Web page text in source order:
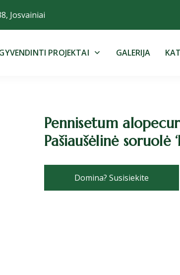
Josvainiai
PROJEKTAI GALERIJA
Pennisetum
Pašiaušėlinė soruolė
Domina? Susisiekite